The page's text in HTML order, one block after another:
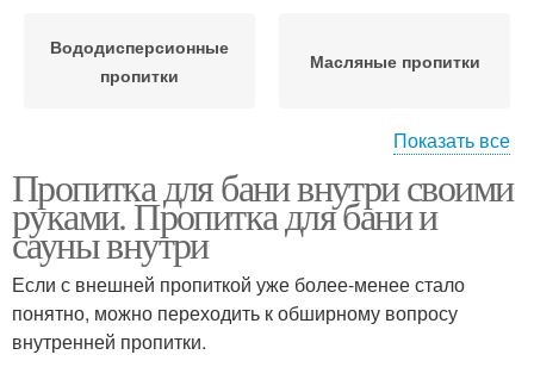
Вододисперсионные
пропитки
Масляные пропитки
Пропитки на основе
Показать все
Пропитка для бани внутри своими
руками. Пропитка для бани и
сауны внутри
Если с внешней пропиткой уже более-менее стало
понятно, можно переходить к обширному вопросу
внутренней пропитки.